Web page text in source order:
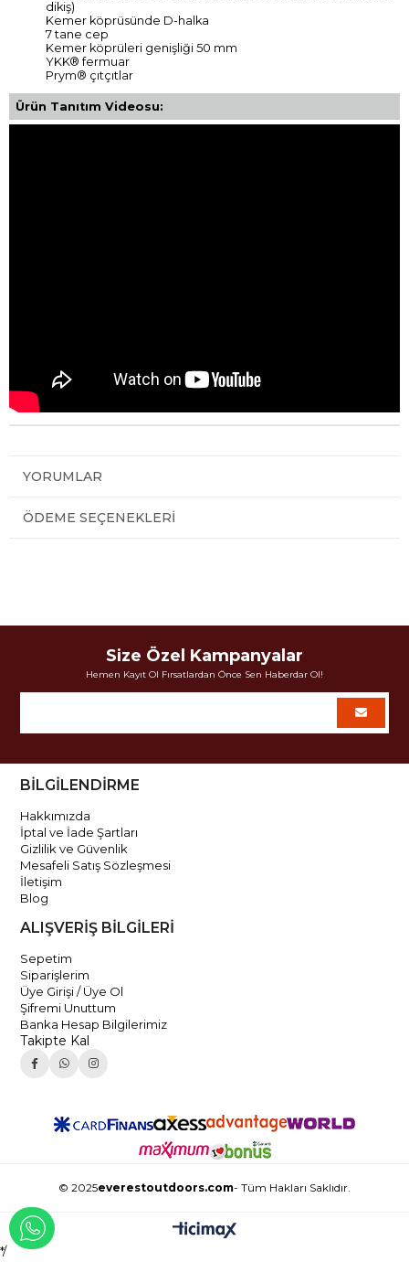
dikiş)
Kemer köprüsünde D-halka
7 tane cep
Kemer köprüleri genişliği 50 mm
YKK® fermuar
Prym® çıtçıtlar
Ürün Tanıtım Videosu:
YORUMLAR
ÖDEME SEÇENEKLERI
Size Özel Kampanyalar
Hemen Kayıt Ol Fırsatlardan Önce Sen Haberdar Ol!
BİLGİLENDİRME
Hakkımızda
İptal ve İade Şartları
Gizlilik ve Güvenlik
Mesafeli Satış Sözleşmesi
İletişim
Blog
ALIŞVERİŞ BİLGİLERİ
Sepetim
Siparişlerim
Üye Girişi / Üye Ol
Şifremi Unuttum
Banka Hesap Bilgilerimiz
Takipte Kal
© 2025everestoutdoors.com- Tüm Hakları Saklıdır.
*/
WHATSAPP İLE İLETİŞİME GEÇ